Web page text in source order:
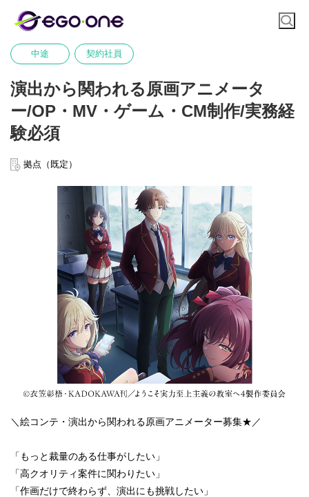
中途 契約社員
演出から関われる原画アニメータ
ー/OP・MV・ゲーム・CM制作/実務経
験必須
拠点（既定）
＼絵コンテ・演出から関われる原画アニメーター募集★／
「もっと裁量のある仕事がしたい」
「高クオリティ案件に関わりたい」
「作画だけで終わらず、演出にも挑戦したい」